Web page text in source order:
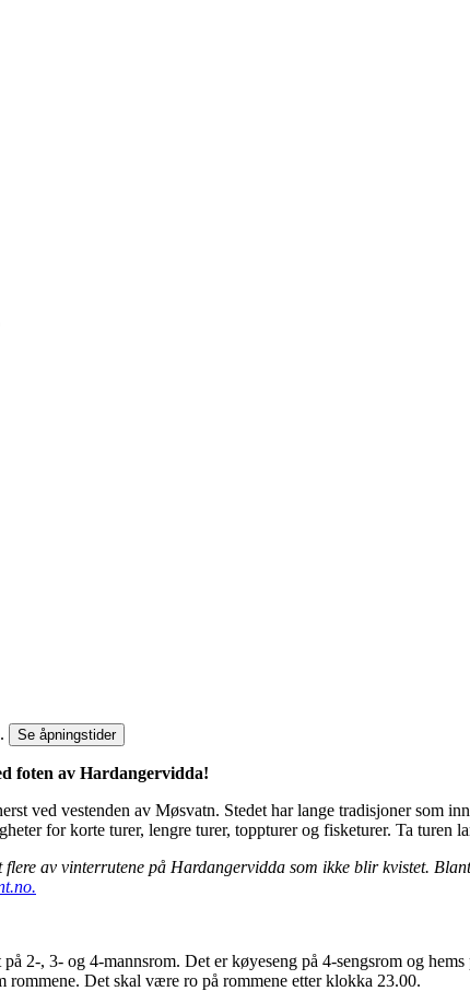
Se åpningstider
foten av Hardangervidda!
ved vestenden av Møsvatn. Stedet har lange tradisjoner som
for korte turer, lengre turer, toppturer og fisketurer. Ta turen
flere av vinterrutene på Hardangervidda som ikke blir kvistet.
2-, 3- og 4-mannsrom. Det er køyeseng på 4-sengsrom og
rommene. Det skal være ro på rommene etter klokka 23.00.